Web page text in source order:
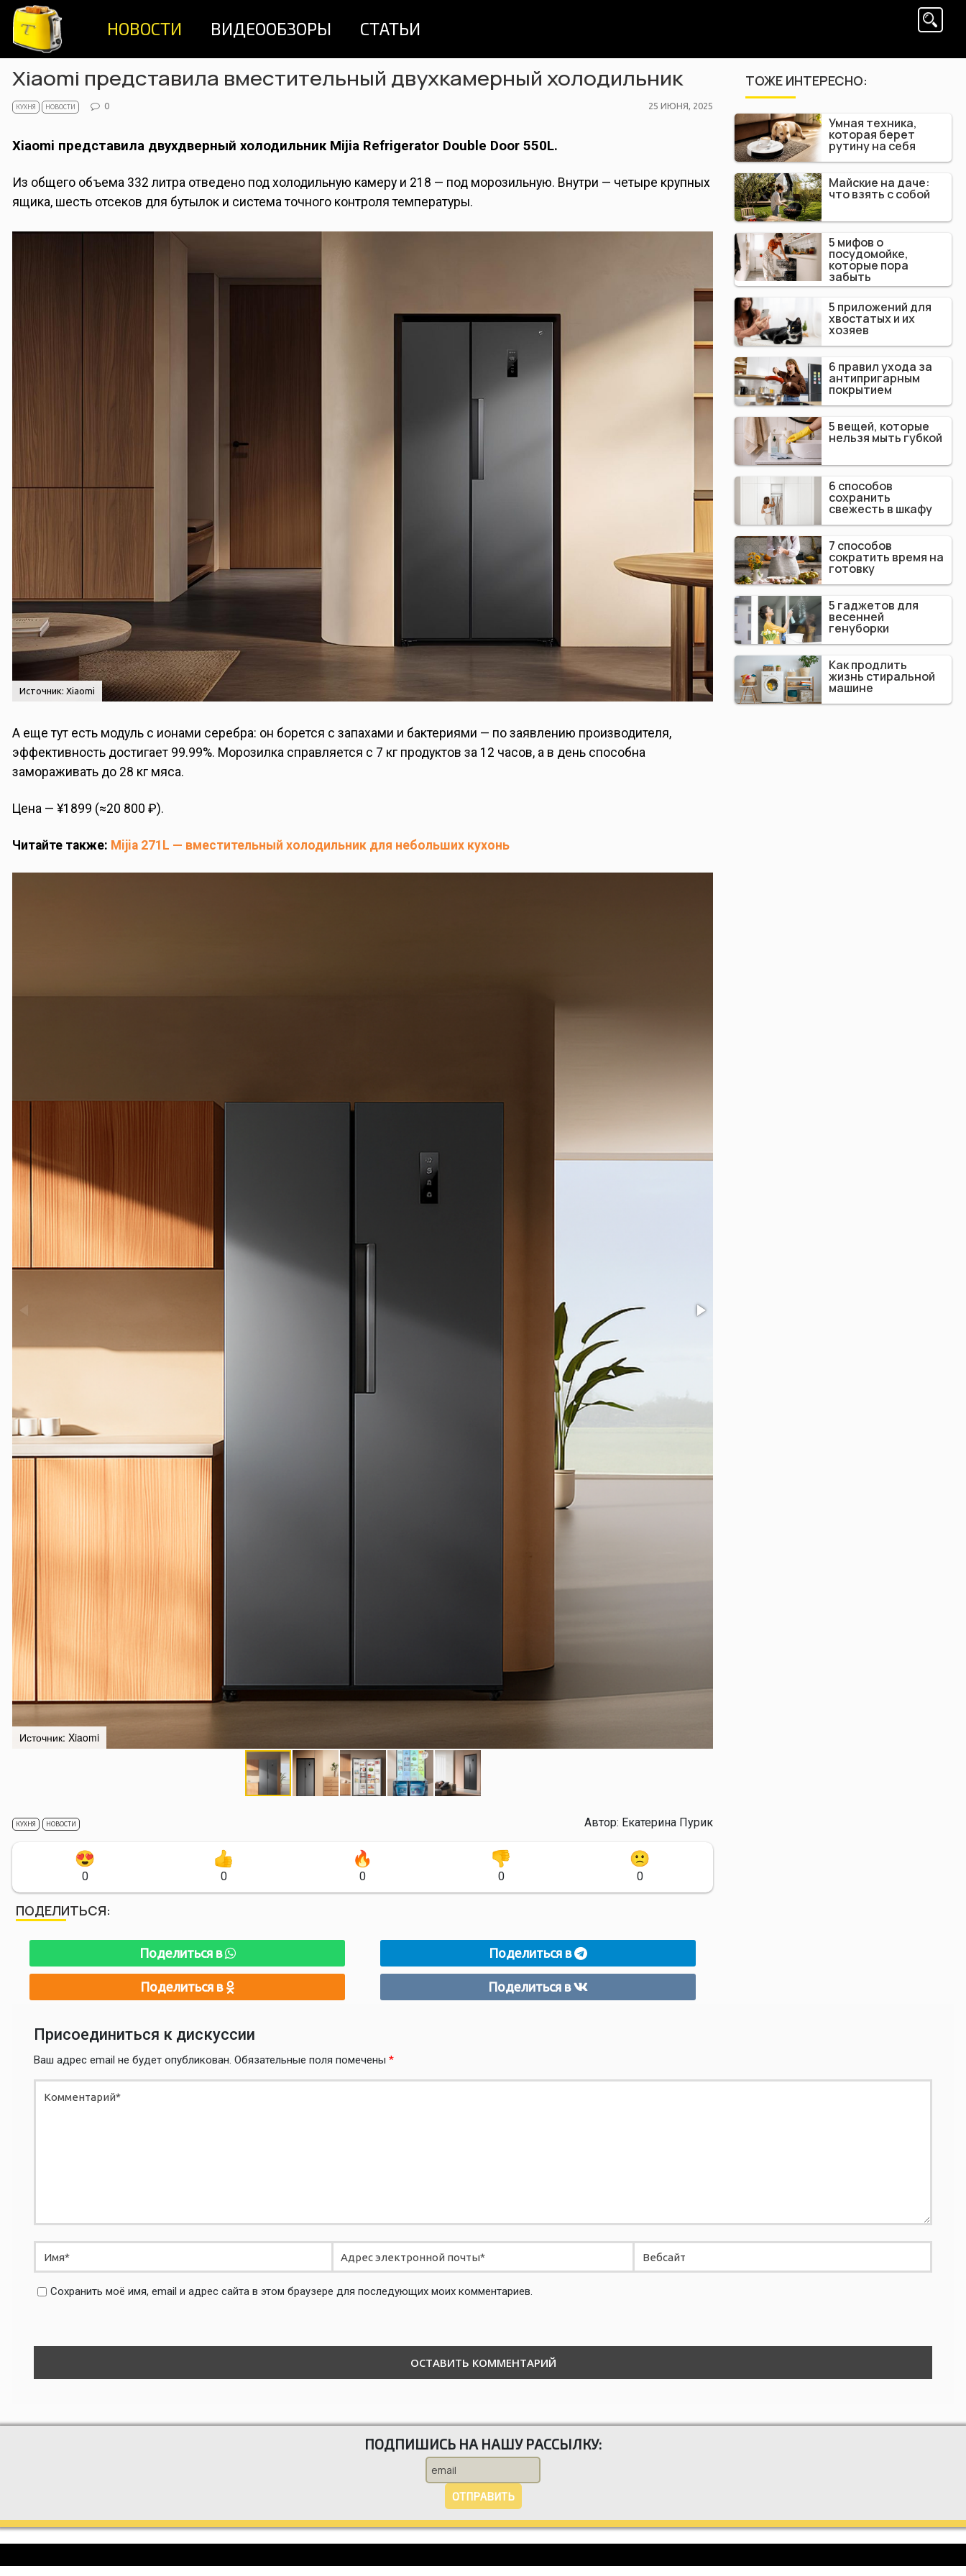
НОВОСТИ ВИДЕООБЗОРЫ СТАТЬИ
Xiaomi представила вместительный двухкамерный холодильник
КУХНЯ НОВОСТИ
POSTED
25 ИЮНЯ, 2025
0
Xiaomi представила двухдверный холодильник Mijia Refrigerator Double Door 550L.
Из общего объема 332 литра отведено под холодильную камеру и 218 — под морозильную. Внутри — четыре крупных
ящика, шесть отсеков для бутылок и система точного контроля температуры.
Источник: Xiaomi
А еще тут есть модуль с ионами серебра: он борется с запахами и бактериями — по заявлению производителя,
эффективность достигает 99.99%. Морозилка справляется с 7 кг продуктов за 12 часов, а в день способна
замораживать до 28 кг мяса.
Цена — ¥1899 (≈20 800 ₽).
Читайте также: Mijia 271L — вместительный холодильник для небольших кухонь
Источник: Xiaomi
КУХНЯ НОВОСТИ Автор: Екатерина Пурик
0 0 0 0 0
ПОДЕЛИТЬСЯ:
Поделиться в Поделиться в
Поделиться в Поделиться в
ТОЖЕ ИНТЕРЕСНО:
Умная техника,
которая берет
рутину на себя
Майские на даче:
что взять с собой
5 мифов о
посудомойке,
которые пора
забыть
5 приложений для
хвостатых и их
хозяев
6 правил ухода за
антипригарным
покрытием
5 вещей, которые
нельзя мыть губкой
6 способов
сохранить
свежесть в шкафу
7 способов
сократить время на
готовку
5 гаджетов для
весенней
генуборки
Как продлить
жизнь стиральной
машине
Присоединиться к дискуссии
Ваш адрес email не будет опубликован. Обязательные поля помечены *
Сохранить моё имя, email и адрес сайта в этом браузере для последующих моих комментариев.
ПОДПИШИСЬ НА НАШУ РАССЫЛКУ:
ОТПРАВИТЬ